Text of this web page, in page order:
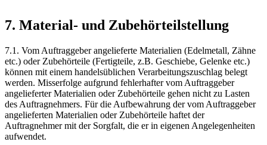
7. Material- und Zubehörteilstellung
7.1. Vom Auftraggeber angelieferte Materialien (Edelmetall, Zähne
etc.) oder Zubehörteile (Fertigteile, z.B. Geschiebe, Gelenke etc.)
können mit einem handelsüblichen Verarbeitungszuschlag belegt
werden. Misserfolge aufgrund fehlerhafter vom Auftraggeber
angelieferter Materialien oder Zubehörteile gehen nicht zu Lasten
des Auftragnehmers. Für die Aufbewahrung der vom Auftraggeber
angelieferten Materialien oder Zubehörteile haftet der
Auftragnehmer mit der Sorgfalt, die er in eigenen Angelegenheiten
aufwendet.